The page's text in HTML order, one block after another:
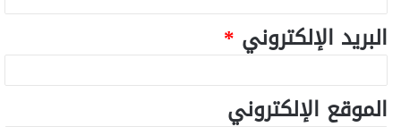
البريد الإلكتروني *
الموقع الإلكتروني